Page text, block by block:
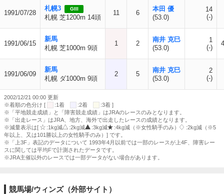
1991/07/28
札幌3 GIII
札幌 芝1200m 14頭
11 6
本田 優
(53.0)
14
(-)
1991/06/15
新馬
札幌 芝1000m 9頭
1 2
南井 克巳
(53.0)
1
(-)
1991/06/09
新馬
札幌 ダ1000m 9頭
2 5
南井 克巳
(53.0)
2
(-)
2002/12/21 00:00 更新
※着順の色分け [
:1着 :2着
:3着 ]
※「平地競走成績」と「障害競走成績」はJRAのレースのみとなります。
※「出走レース」はJRA、地方、海外で出走したレースの成績となります。
※減量表示は[
:1kg減 :2kg減 :3kg減 :4kg減（※女性騎手のみ）
:2kg減（※5
年以上、又は101勝以上の女性騎手のみ）] です。
※「上3F」表記のデータについて 1993年4月以前では一部のレースが上4F、障害レー
スに関しては平均Fで計測されたデータです。
※JRA主催以外のレースでは一部データがない場合があります。
競馬場/ウィンズ（外部サイト）